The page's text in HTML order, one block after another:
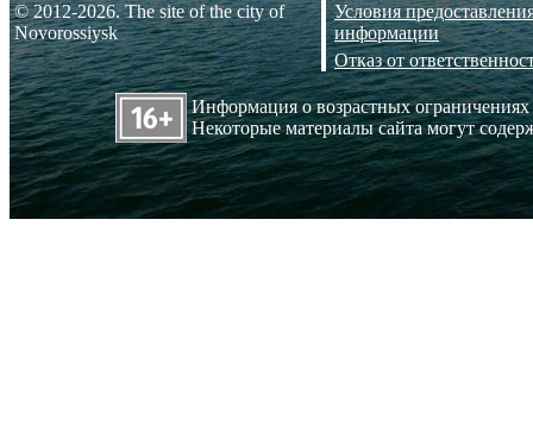
© 2012-2026. The site of the city of
Novorossiysk
Условия
информации
Отказ от
Информация о возрастных
Некоторые материалы сайта могут